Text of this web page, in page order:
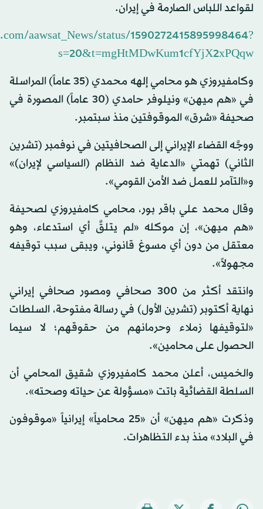
لقواعد اللباس الصارمة في إيران.
aawsat_News/status/1590272415895998464?
s=20&t=mgHtMDwKum1cfYjX2xPQqw
وكامفيروزي هو محامي إلهه محمدي (35 عاماً) المراسلة
في «هم ميهن» ونيلوفر حامدي (30 عاماً) المصورة في
صحيفة «شرق» الموقوفتين منذ سبتمبر.
ووجَّه القضاء الإيراني إلى الصحافيتين في نوفمبر (تشرين
الثاني) تهمتي «الدعاية ضد النظام (السياسي لإيران)»
و«التآمر للعمل ضد الأمن القومي».
وقال محمد علي باقر بور، محامي كامفيروزي لصحيفة
«هم ميهن»، إن موكله «لم يتلقَّ أي استدعاء، وهو
معتقل من دون أي مسوغ قانوني، ويبقى سبب توقيفه
مجهولاً».
وانتقد أكثر من 300 صحافي ومصور صحافي إيراني
نهاية أكتوبر (تشرين الأول) في رسالة مفتوحة، السلطات
«لتوقيفها زملاء وحرمانهم من حقوقهم؛ لا سيما
الحصول على محامين».
والخميس، أعلن محمد كامفيروزي شقيق المحامي أن
السلطة القضائية باتت «مسؤولة عن حياته وصحته».
وذكرت «هم ميهن» أن «25 محامياً» إيرانياً «موقوفون
في البلاد» منذ بدء التظاهرات.